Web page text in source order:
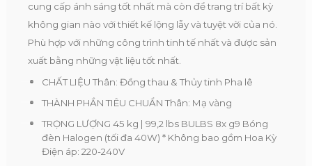
cung cấp ánh sáng tốt nhất mà còn để trang trí bất kỳ
không gian nào với thiết kế lộng lẫy và tuyệt vời của nó.
Phù hợp với những công trình tinh tế nhất và được sản
xuất bằng những vật liệu tốt nhất.
CHẤT LIỆU Thân: Đồng thau & Thủy tinh Pha lê
THÀNH PHẦN TIÊU CHUẨN Thân: Mạ vàng
TRỌNG LƯỢNG 45 kg | 99,2 lbs BULBS 8x g9 Bóng
đèn Halogen (tối đa 40W) * Không bao gồm Hoa Kỳ
Điện áp: 220-240V